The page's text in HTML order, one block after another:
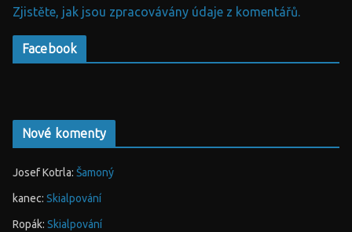
Zjistěte, jak jsou zpracovávány údaje z komentářů.
Facebook
Nové komenty
Josef Kotrla: Šamoný
kanec: Skialpování
Ropák: Skialpování